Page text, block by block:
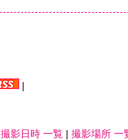
|
撮影日時 一覧 | 撮影場所 一